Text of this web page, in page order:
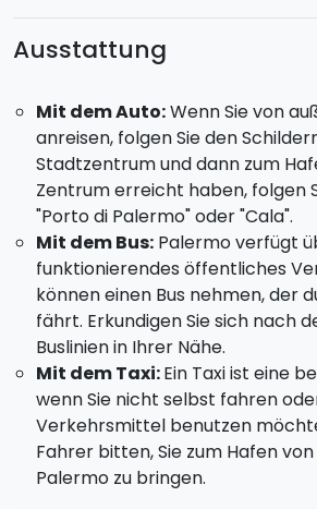
Ausstattung
Mit dem Auto:Wenn Sie von
anreisen, folgen Sie den
Stadtzentrum und dann zum
Zentrum erreicht haben, folgen
"Porto di Palermo" oder "Cala".
Mit dem Bus:Palermo verfügt
funktionierendes öffentliches
können einen Bus nehmen, der
fährt. Erkundigen Sie sich nach
Buslinien in Ihrer Nähe.
Mit dem Taxi:Ein Taxi ist eine
wenn Sie nicht selbst fahren
Verkehrsmittel benutzen
Fahrer bitten, Sie zum Hafen von
Palermo zu bringen.